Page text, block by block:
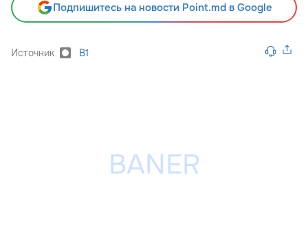
Подпишитесь на новости Point.md в Google
Источник B1